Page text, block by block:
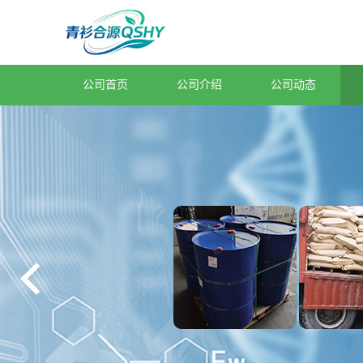
公司首页 公司介绍 公司动态